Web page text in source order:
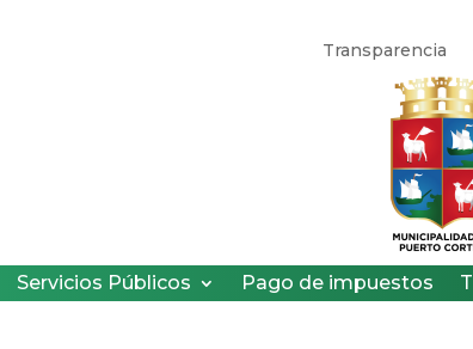
Transparencia
Servicios Públicos Pago de impuestos